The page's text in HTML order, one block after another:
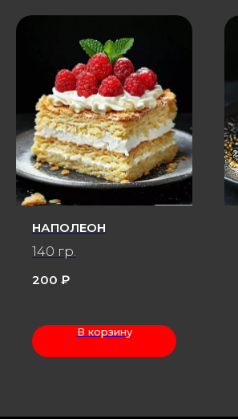
НАПОЛЕОН
140 гр.
200 ₽
В корзину